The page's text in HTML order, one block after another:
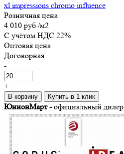
xl impressions chromo influence
Розничная цена
4 010 руб./м2
C учётом НДС 22%
Оптовая цена
Договорная
-
+
В корзину Купить в 1 клик
ЮнионМарт -официальный дилер